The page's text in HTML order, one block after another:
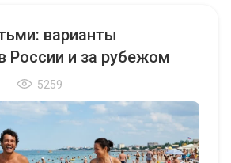
варианты
России и за рубежом
5259